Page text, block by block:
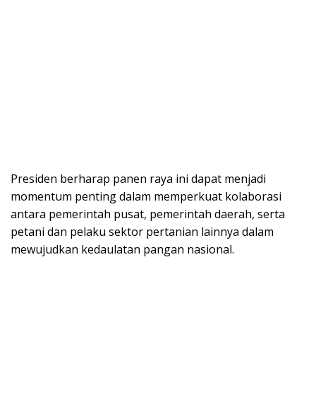
Presiden berharap panen raya ini dapat menjadi
momentum penting dalam memperkuat kolaborasi
antara pemerintah pusat, pemerintah daerah, serta
petani dan pelaku sektor pertanian lainnya dalam
mewujudkan kedaulatan pangan nasional.